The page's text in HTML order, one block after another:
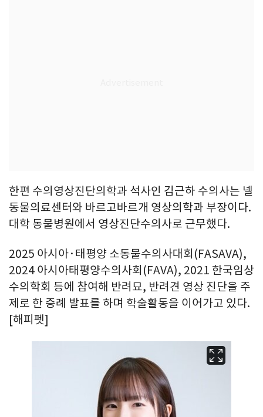
한편 수의영상진단의학과 석사인 김근하 수의사는 넬
동물의료센터와 바르고바르개 영상의학과 부장이다.
대학 동물병원에서 영상진단수의사로 근무했다.
2025 아시아·태평양 소동물수의사대회(FASAVA),
2024 아시아태평양수의사회(FAVA), 2021 한국임상
수의학회 등에 참여해 반려묘, 반려견 영상 진단을 주
제로 한 증례 발표를 하며 학술활동을 이어가고 있다.
[해피펫]